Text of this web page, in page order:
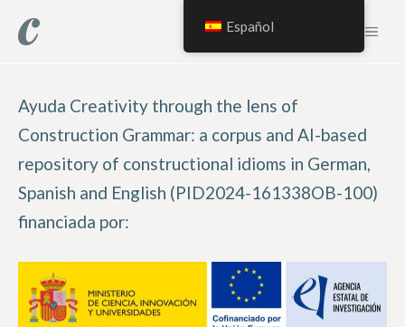
Ayuda Creativity through the lens of
Construction Grammar: a corpus and AI-based
repository of constructional idioms in German,
Spanish and English (PID2024-161338OB-100)
financiada por:
Español